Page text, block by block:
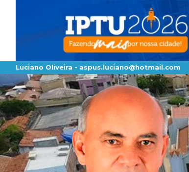
Luciano Oliveira - aspus.luciano@hotmail.com